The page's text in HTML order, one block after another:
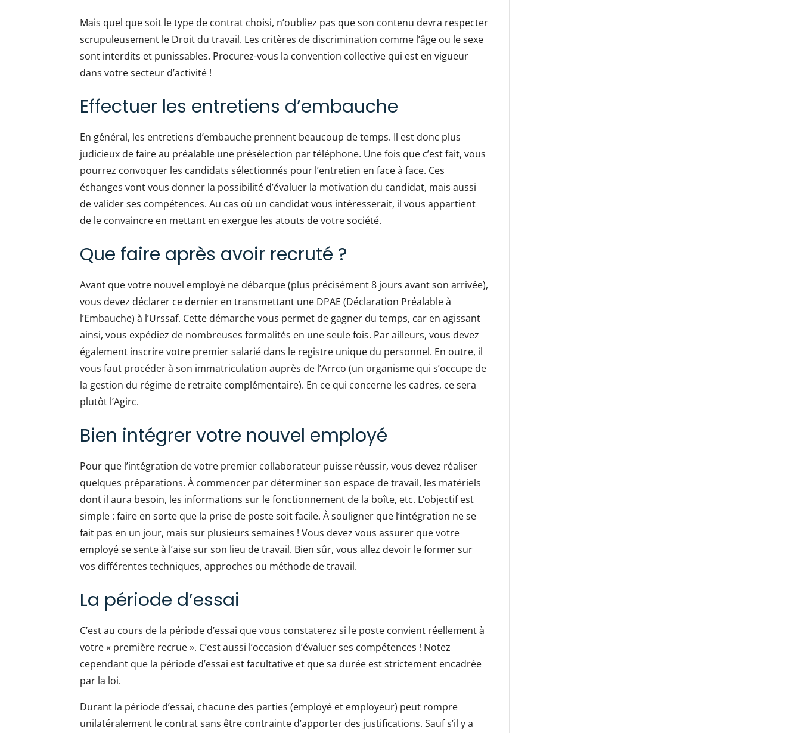
Mais quel que soit le type de contrat choisi, n’oubliez pas que son contenu devra respecter
scrupuleusement le Droit du travail. Les critères de discrimination comme l’âge ou le sexe
sont interdits et punissables. Procurez-vous la convention collective qui est en vigueur
dans votre secteur d’activité !
Effectuer les entretiens d’embauche
En général, les entretiens d’embauche prennent beaucoup de temps. Il est donc plus
judicieux de faire au préalable une présélection par téléphone. Une fois que c’est fait, vous
pourrez convoquer les candidats sélectionnés pour l’entretien en face à face. Ces
échanges vont vous donner la possibilité d’évaluer la motivation du candidat, mais aussi
de valider ses compétences. Au cas où un candidat vous intéresserait, il vous appartient
de le convaincre en mettant en exergue les atouts de votre société.
Que faire après avoir recruté ?
Avant que votre nouvel employé ne débarque (plus précisément 8 jours avant son arrivée),
vous devez déclarer ce dernier en transmettant une DPAE (Déclaration Préalable à
l’Embauche) à l’Urssaf. Cette démarche vous permet de gagner du temps, car en agissant
ainsi, vous expédiez de nombreuses formalités en une seule fois. Par ailleurs, vous devez
également inscrire votre premier salarié dans le registre unique du personnel. En outre, il
vous faut procéder à son immatriculation auprès de l’Arrco (un organisme qui s’occupe de
la gestion du régime de retraite complémentaire). En ce qui concerne les cadres, ce sera
plutôt l’Agirc.
Bien intégrer votre nouvel employé
Pour que l’intégration de votre premier collaborateur puisse réussir, vous devez réaliser
quelques préparations. À commencer par déterminer son espace de travail, les matériels
dont il aura besoin, les informations sur le fonctionnement de la boîte, etc. L’objectif est
simple : faire en sorte que la prise de poste soit facile. À souligner que l’intégration ne se
fait pas en un jour, mais sur plusieurs semaines ! Vous devez vous assurer que votre
employé se sente à l’aise sur son lieu de travail. Bien sûr, vous allez devoir le former sur
vos différentes techniques, approches ou méthode de travail.
La période d’essai
C’est au cours de la période d’essai que vous constaterez si le poste convient réellement à
votre « première recrue ». C’est aussi l’occasion d’évaluer ses compétences ! Notez
cependant que la période d’essai est facultative et que sa durée est strictement encadrée
par la loi.
Durant la période d’essai, chacune des parties (employé et employeur) peut rompre
unilatéralement le contrat sans être contrainte d’apporter des justifications. Sauf s’il y a